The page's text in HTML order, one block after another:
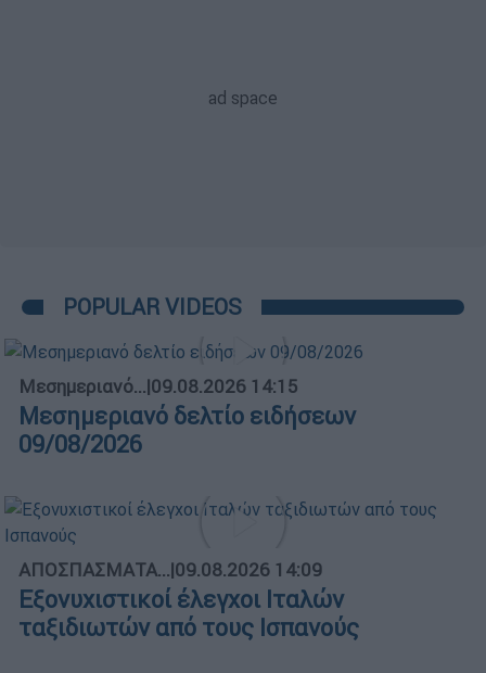
POPULAR VIDEOS
Μεσημεριανό...|09.08.2026 14:15
Μεσημεριανό δελτίο ειδήσεων
09/08/2026
ΑΠΟΣΠΑΣΜΑΤΑ...|09.08.2026 14:09
Εξονυχιστικοί έλεγχοι Ιταλών
ταξιδιωτών από τους Ισπανούς